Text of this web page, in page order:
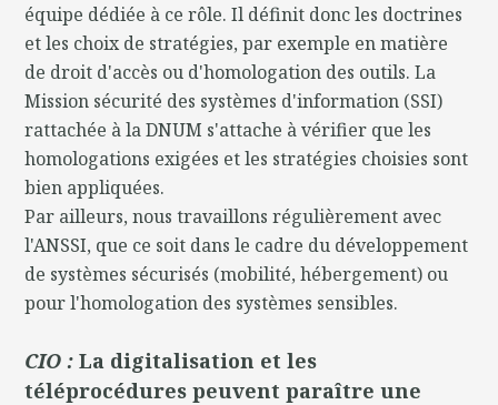
équipe dédiée à ce rôle. Il définit donc les doctrines
et les choix de stratégies, par exemple en matière
de droit d'accès ou d'homologation des outils. La
Mission sécurité des systèmes d'information (SSI)
rattachée à la DNUM s'attache à vérifier que les
homologations exigées et les stratégies choisies sont
bien appliquées.
Par ailleurs, nous travaillons régulièrement avec
l'ANSSI, que ce soit dans le cadre du développement
de systèmes sécurisés (mobilité, hébergement) ou
pour l'homologation des systèmes sensibles.
CIO :La digitalisation et les
téléprocédures peuvent paraître une